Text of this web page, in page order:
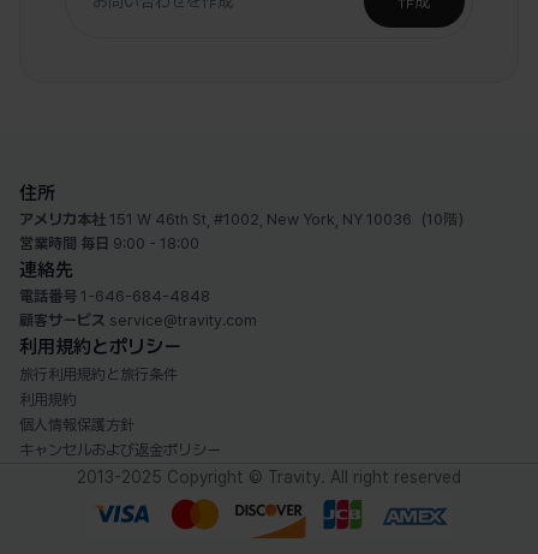
住所
アメリカ本社 151 W 46th St, #1002, New York, NY 10036（10階）
営業時間 毎日 9:00 - 18:00
連絡先
電話番号 1-646-684-4848
顧客サービス service@travity.com
利用規約とポリシー
旅行利用規約と旅行条件
利用規約
個人情報保護方針
キャンセルおよび返金ポリシー
2013-2025 Copyright © Travity. All right reserved